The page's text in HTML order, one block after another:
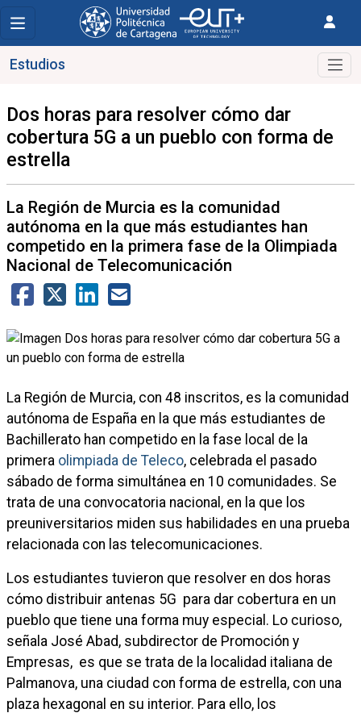
Estudios
Dos horas para resolver cómo dar
cobertura 5G a un pueblo con forma de
estrella
La Región de Murcia es la comunidad
autónoma en la que más estudiantes han
competido en la primera fase de la Olimpiada
Nacional de Telecomunicación
La Región de Murcia, con 48 inscritos, es la comunidad
autónoma de España en la que más estudiantes de
Bachillerato han competido en la fase local de la
primera olimpiada de Teleco, celebrada el pasado
sábado de forma simultánea en 10 comunidades. Se
trata de una convocatoria nacional, en la que los
preuniversitarios miden sus habilidades en una prueba
relacionada con las telecomunicaciones.
Los estudiantes tuvieron que resolver en dos horas
cómo distribuir antenas 5G para dar cobertura en un
pueblo que tiene una forma muy especial. Lo curioso,
señala José Abad, subdirector de Promoción y
Empresas, es que se trata de la localidad italiana de
Palmanova, una ciudad con forma de estrella, con una
plaza hexagonal en su interior. Para ello, los